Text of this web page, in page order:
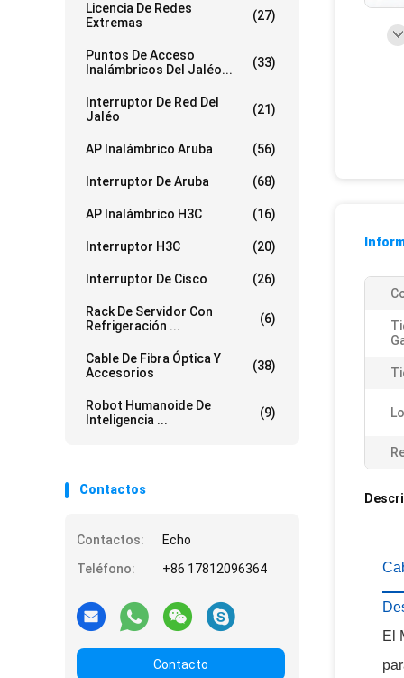
Licencia De Redes
Extremas
(27)
Puntos De Acceso
Inalámbricos Del Jaléo...
(33)
Interruptor De Red Del
Jaléo
(21)
AP Inalámbrico Aruba (56)
Interruptor De Aruba (68)
AP Inalámbrico H3C (16)
Interruptor H3C (20)
Interruptor De Cisco (26)
Rack De Servidor Con
Refrigeración ...
(6)
Cable De Fibra Óptica Y
Accesorios
(38)
Robot Humanoide De
Inteligencia ...
(9)
Contactos
Contactos:
Echo
Teléfono:
+86 17812096364
Contacto
El